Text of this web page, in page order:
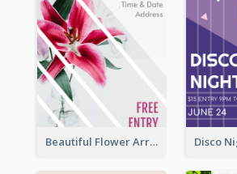
Beautiful Flower Arrangement Workshop Flyer